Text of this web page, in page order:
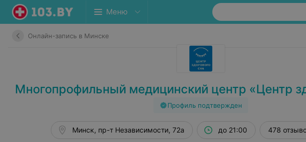
Меню
Онлайн-запись в Минске
Многопрофильный медицинский центр «Центр
Профиль подтвержден
Минск, пр-т Независимости, 72а до 21:00 478